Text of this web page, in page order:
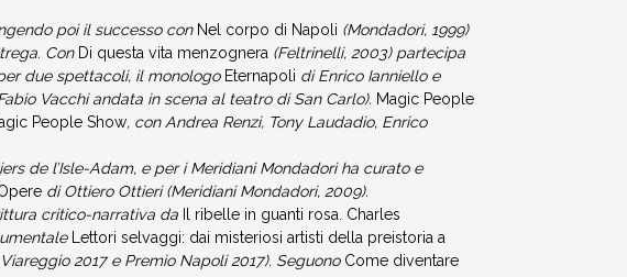
poi il successo con Nel corpo di Napoli (Mondadori, 1999)
Con Di questa vita menzognera (Feltrinelli, 2003) partecipa
due spettacoli, il monologo Eternapoli di Enrico Ianniello e
Vacchi andata in scena al teatro di San Carlo). Magic People
People Show, con Andrea Renzi, Tony Laudadio, Enrico
de l’Isle-Adam, e per i Meridiani Mondadori ha curato e
di Ottiero Ottieri (Meridiani Mondadori, 2009).
critico-narrativa da Il ribelle in guanti rosa. Charles
Lettori selvaggi: dai misteriosi artisti della preistoria a
2017 e Premio Napoli 2017). Seguono Come diventare